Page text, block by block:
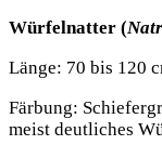
Würfelnatter (
Länge: 70 bis 120
Färbung:
meist deutliches